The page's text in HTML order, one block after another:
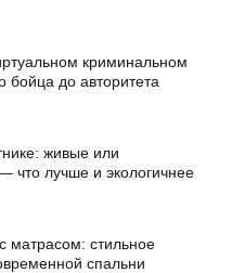
криминальном
бойца до авторитета
живые или
что лучше и экологичнее
матрасом: стильное
спальни